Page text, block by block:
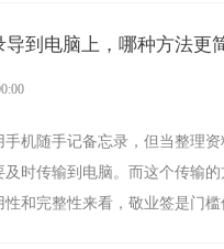
导到电脑上，哪种方法更
手机随手记备忘录，但当整理
及时传输到电脑。而这个传输
和完整性来看，敬业签是门槛